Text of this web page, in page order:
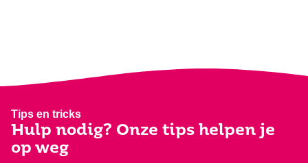
Tips en tricks
Hulp nodig? Onze tips helpen je
op weg